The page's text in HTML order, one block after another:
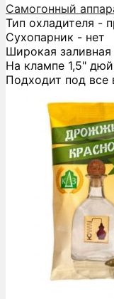
Самогонный
Тип охладителя -
Сухопарник - нет
Широкая заливная
На клампе 1,5"
Подходит под все